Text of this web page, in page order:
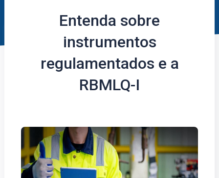
Entenda sobre
instrumentos
regulamentados e a
RBMLQ-I